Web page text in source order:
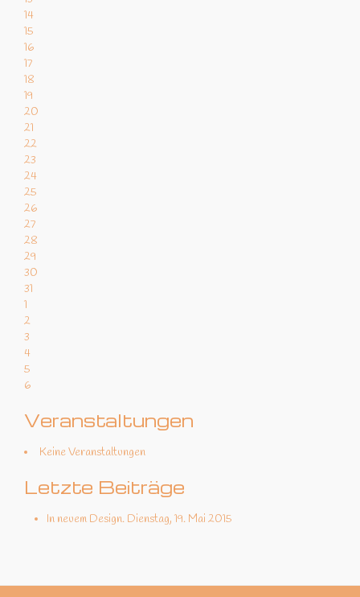
14
15
16
17
18
19
20
21
22
23
24
25
26
27
28
29
30
31
1
2
3
4
5
6
Veranstaltungen
Keine Veranstaltungen
Letzte Beiträge
In neuem Design. Dienstag, 19. Mai 2015